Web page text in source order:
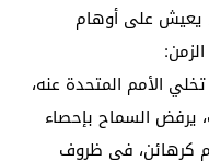
يعيش على أوهام
الأمم المتحدة عنه،
يرفض السماح بإحصاء
كرهائن، في ظروف